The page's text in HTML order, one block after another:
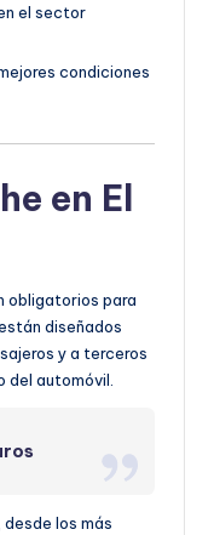
el sector
condiciones
en El
obligatorios para
diseñados
y a terceros
del automóvil.
los más